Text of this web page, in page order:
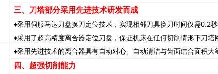
三、刀塔部分采用先进技术研发而成
♦采用伺服马达刀盘换刀定位技术，实现相邻刀具换刀时间仅需0.2
♦采用了超高精度离合器定位刀盘，保证机床在任何切削情形下刀塔
♦采用先进技术的离合器具有自动对心、自动清洁与齿面结合面积大
四、超强切削能力